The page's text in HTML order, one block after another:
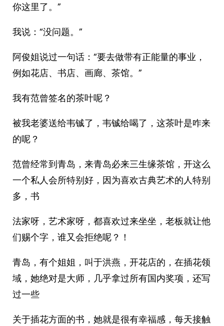
你这里了。”
我说：“没问题。”
阿俊姐说过一句话：“要去做带有正能量的事业，
例如花店、书店、画廊、茶馆。”
我有范曾签名的茶叶呢？
被我老婆送给韦铖了，韦铖给喝了，这茶叶是咋来
的呢？
范曾经常到青岛，来青岛必来三生缘茶馆，开这么
一个私人会所特别好，因为喜欢古典艺术的人特别
多，书
法家呀，艺术家呀，都喜欢过来坐坐，老板就让他
们赐个字，谁又会拒绝呢？！
青岛，有个姐姐，叫于洪燕，开花店的，在插花领
域，她绝对是大师，几乎拿过所有国内奖项，还写
过一些
关于插花方面的书，她就是很有幸福感，每天接触